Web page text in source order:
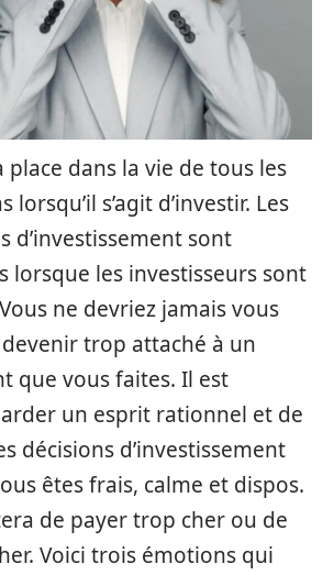
place dans la vie de tous les
lorsqu’il s’agit d’investir. Les
d’investissement sont
lorsque les investisseurs sont
ne devriez jamais vous
trop attaché à un
que vous faites. Il est
un esprit rationnel et de
décisions d’investissement
êtes frais, calme et dispos.
de payer trop cher ou de
Voici trois émotions qui